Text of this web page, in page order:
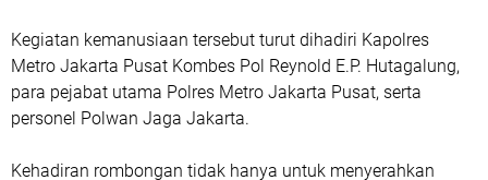
Kegiatan kemanusiaan tersebut turut dihadiri Kapolres
Metro Jakarta Pusat Kombes Pol Reynold E.P. Hutagalung,
para pejabat utama Polres Metro Jakarta Pusat, serta
personel Polwan Jaga Jakarta.
Kehadiran rombongan tidak hanya untuk menyerahkan